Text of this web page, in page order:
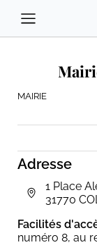
Adresse
1 Place
31770
Facilités
numéro 8, au
MAIRIE